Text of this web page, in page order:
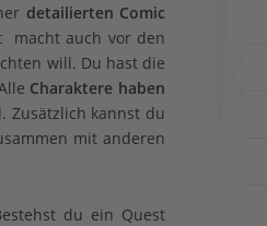
detailierten Comic
macht auch vor den
will. Du hast die
Charaktere haben
Zusätzlich kannst du
mit anderen
du ein Quest